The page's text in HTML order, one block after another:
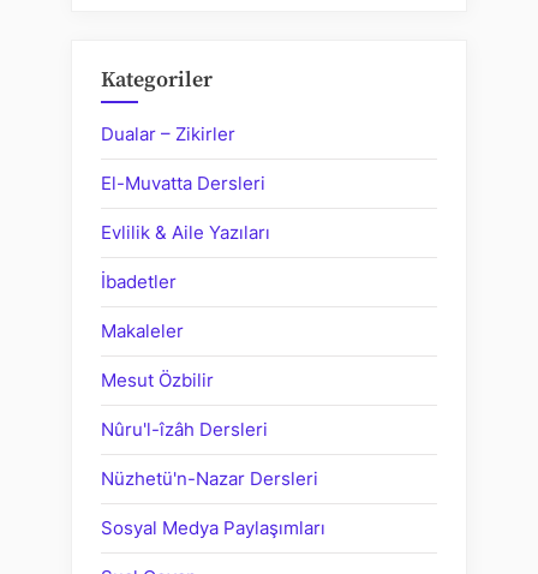
Kategoriler
Dualar – Zikirler
El-Muvatta Dersleri
Evlilik & Aile Yazıları
İbadetler
Makaleler
Mesut Özbilir
Nûru'l-îzâh Dersleri
Nüzhetü'n-Nazar Dersleri
Sosyal Medya Paylaşımları